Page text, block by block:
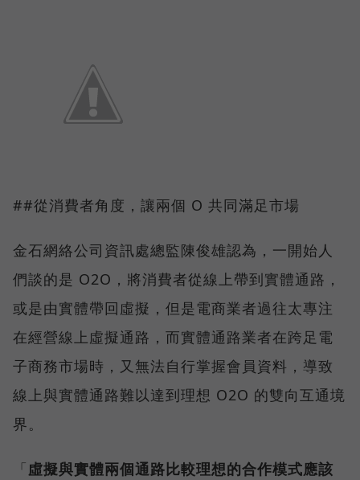
##從消費者角度，讓兩個 O 共同滿足市場
金石網絡公司資訊處總監陳俊雄認為，一開始人
們談的是 O2O，將消費者從線上帶到實體通路，
或是由實體帶回虛擬，但是電商業者過往太專注
在經營線上虛擬通路，而實體通路業者在跨足電
子商務市場時，又無法自行掌握會員資料，導致
線上與實體通路難以達到理想 O2O 的雙向互通境
界。
「虛擬與實體兩個通路比較理想的合作模式應該